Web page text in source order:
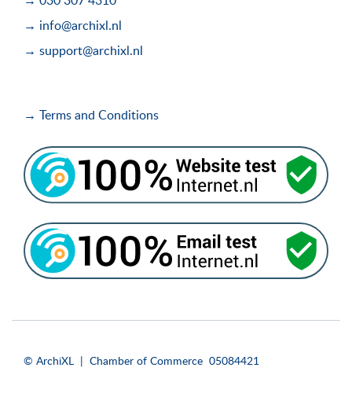
→ info@archixl.nl
→ support@archixl.nl
→ Terms and Conditions
© ArchiXL | Chamber of Commerce 05084421